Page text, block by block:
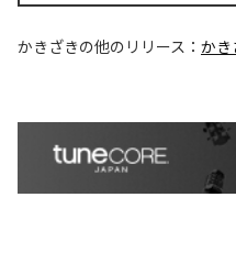
かきざきの他のリリース： かき